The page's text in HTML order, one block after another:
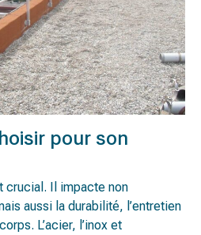
pour son
crucial. Il impacte non
aussi la durabilité, l’entretien
L’acier, l’inox et